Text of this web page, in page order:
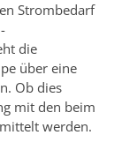
Strombedarf
die
über eine
Ob dies
mit den beim
werden.